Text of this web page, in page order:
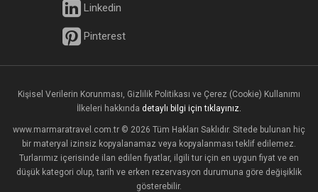
Linkedin
Pinterest
Kişisel Verilerin Korunması, Gizlilik Politikası ve Çerez (Cookie) Kullanımı
İlkeleri hakkında detaylı bilgi için tıklayınız.
www.marmaratravel.com.tr © 2026 Tüm Hakları Saklıdır. Sitede bulunan hiç
bir materyal izinsiz kopyalanamaz veya kopyalanması teklif edilemez.
Turlarımız içerisinde ilan edilen fiyatlar, ilgili tur için en uygun fiyat ve en
düşük kategori olup, tarih ve erken rezervasyon durumuna göre değişiklik
gösterebilir.